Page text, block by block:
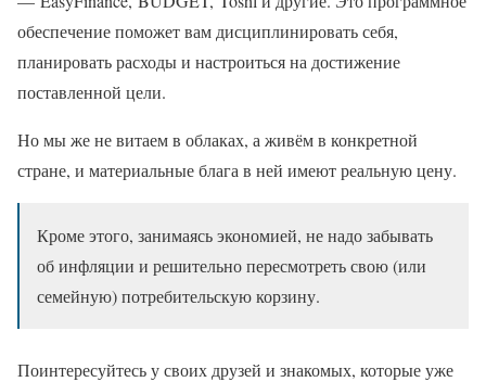
обеспечение поможет вам дисциплинировать себя,
планировать расходы и настроиться на достижение
поставленной цели.
Но мы же не витаем в облаках, а живём в конкретной
стране, и материальные блага в ней имеют реальную цену.
Кроме этого, занимаясь экономией, не надо забывать
об инфляции и решительно пересмотреть свою (или
семейную) потребительскую корзину.
Поинтересуйтесь у своих друзей и знакомых, которые уже